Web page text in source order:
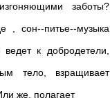
заботы?
, сон--питье--музыка
к добродетели,
тело, взращивает
же, полагает